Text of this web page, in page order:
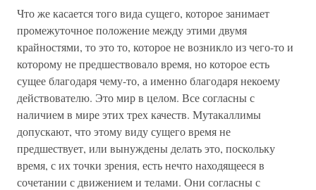
Что же касается того вида сущего, которое занимает
промежуточное положение между этими двумя
крайностями, то это то, которое не возникло из чего-то и
которому не предшествовало время, но которое есть
сущее благодаря чему-то, а именно благодаря некоему
действователю. Это мир в целом. Все согласны с
наличием в мире этих трех качеств. Мутакаллимы
допускают, что этому виду сущего время не
предшествует, или вынуждены делать это, поскольку
время, с их точки зрения, есть нечто находящееся в
сочетании с движением и телами. Они согласны с